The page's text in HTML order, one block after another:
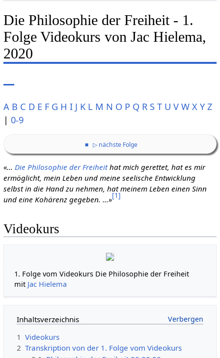
Die Philosophie der Freiheit - 1.
Folge Videokurs von Jac Hielema,
2020
A B C D E F G H I J K L M N O P Q R S T U V W X Y Z
| 0-9
■ ▷ nächste Folge
«... Die Philosophie der Freiheithat mich gerettet, hat es mir
ermöglicht, mein Leben und meine seelische Entwicklung
selbst in die Hand zu nehmen, hat meinem Leben einen Sinn
und eine Kohärenz gegeben. ...»[1]
Videokurs
1. Folge vom Videokurs Die Philosophie der Freiheit
mit Jac Hielema
Inhaltsverzeichnis
1 Videokurs
2 Transkription von der 1. Folge vom Videokurs